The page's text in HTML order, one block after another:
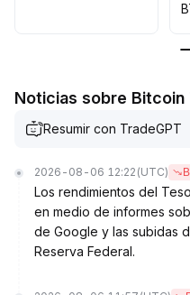
Noticias sobre Bitcoin
Resumir con TradeGPT
2026-08-06 12:22 (UTC)
Los rendimientos del
en medio de informes
de Google y las subidas
Reserva Federal.